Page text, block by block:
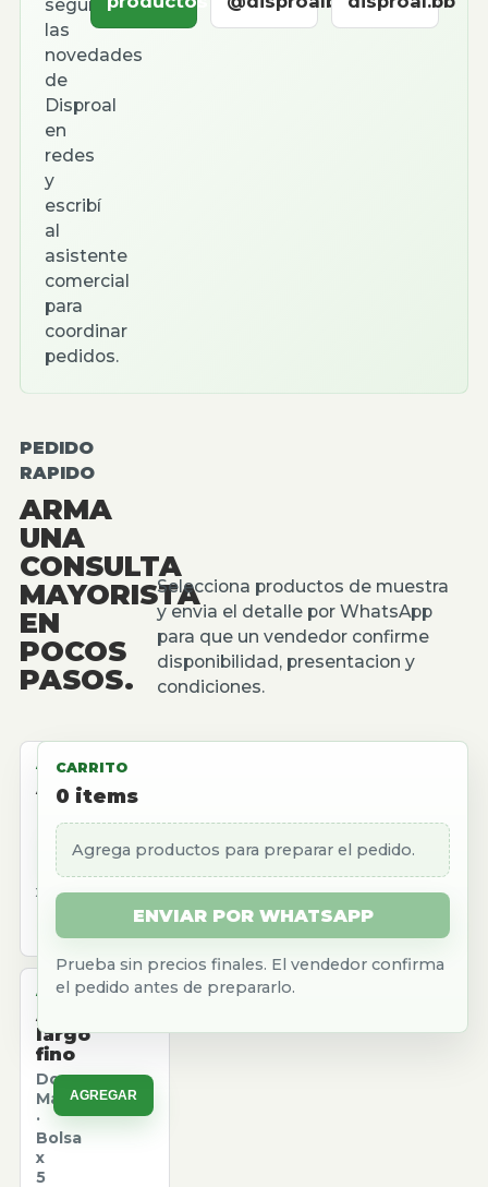
seguí
las
novedades
de
Disproal
en
redes
y
escribí
al
asistente
comercial
para
coordinar
pedidos.
PEDIDO
RAPIDO
ARMA
UNA
CONSULTA
MAYORISTA
EN
POCOS
PASOS.
Selecciona productos de muestra
y envia el detalle por WhatsApp
para que un vendedor confirme
disponibilidad, presentacion y
condiciones.
ALMACEN
Aceite
girasol
Natura
Caja
x
AGREGAR
ALMACEN
Arroz
largo
fino
Don
Marcos
·
Bolsa
x
5
AGREGAR
CARRITO
0 items
Agrega productos para preparar el pedido.
ENVIAR POR WHATSAPP
Prueba sin precios finales. El vendedor confirma
el pedido antes de prepararlo.